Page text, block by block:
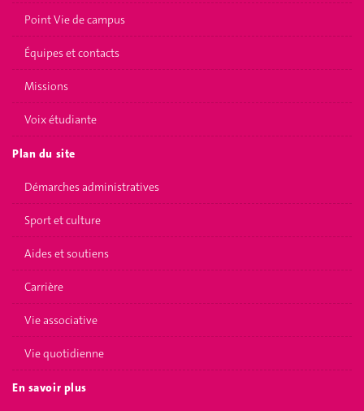
Point Vie de campus
Équipes et contacts
Missions
Voix étudiante
Plan du site
Démarches administratives
Sport et culture
Aides et soutiens
Carrière
Vie associative
Vie quotidienne
En savoir plus